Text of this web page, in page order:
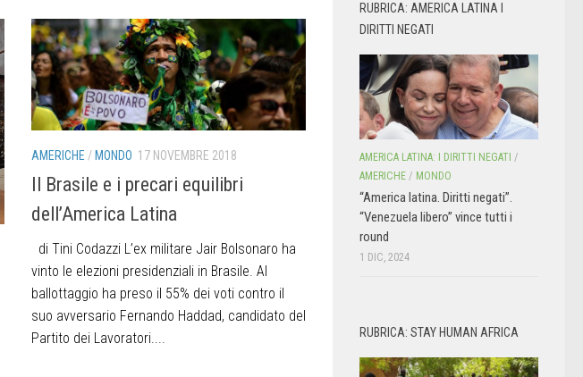
AMERICHE / MONDO 17 NOVEMBRE 2018
Il Brasile e i precari equilibri
dell’America Latina
di Tini Codazzi L’ex militare Jair Bolsonaro ha
vinto le elezioni presidenziali in Brasile. Al
ballottaggio ha preso il 55% dei voti contro il
suo avversario Fernando Haddad, candidato del
Partito dei Lavoratori....
RUBRICA: AMERICA LATINA I
DIRITTI NEGATI
AMERICA LATINA: I DIRITTI NEGATI /
AMERICHE / MONDO
“America latina. Diritti negati”.
“Venezuela libero” vince tutti i
round
1 DIC, 2024
RUBRICA: STAY HUMAN AFRICA